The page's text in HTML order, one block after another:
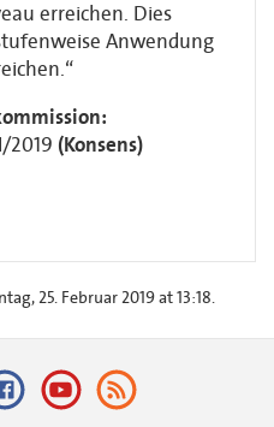
erreichen. Dies
Anwendung
2019 (Konsens)
25. Februar 2019 at 13:18.